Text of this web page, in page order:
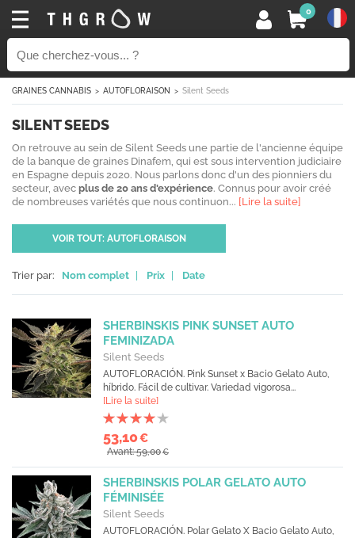
0
GRAINES CANNABIS AUTOFLORAISON Silent Seeds
SILENT SEEDS
On retrouve au sein de Silent Seeds une partie de l'ancienne équipe
de la banque de graines Dinafem, qui est sous intervention judiciaire
en Espagne depuis 2020. Nous parlons donc d'un des pionniers du
secteur, avec plus de 20 ans d'expérience. Connus pour avoir créé
de nombreuses variétés que nous continuon... [Lire la suite]
VOIR TOUT: AUTOFLORAISON
Trier par: Nom complet Prix Date
SHERBINSKIS PINK SUNSET AUTO
FEMINIZADA
Silent Seeds
AUTOFLORACIÓN. Pink Sunset x Bacio Gelato Auto,
híbrido. Fácil de cultivar. Variedad vigorosa...
[Lire la suite]
53,10€
Avant: 59,00€
SHERBINSKIS POLAR GELATO AUTO
FÉMINISÉE
Silent Seeds
AUTOFLORACIÓN. Polar Gelato X Bacio Gelato Auto,